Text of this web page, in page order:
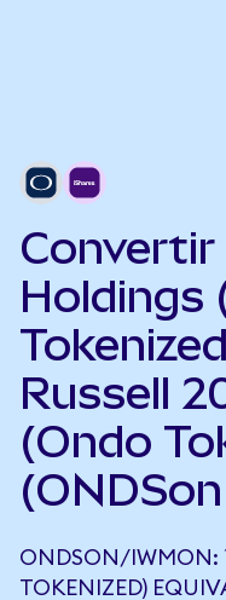
Convertir
Holdings
Russell
(Ondo
ONDSON/IWMON:
TOKENIZED)